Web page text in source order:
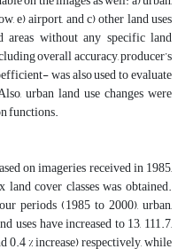
e) airport, and c) other land uses
areas without any specific land
overall accuracy, producer’s
was also used to evaluate
urban land use changes were
functions.
on imageries received in 1985,
land cover classes was obtained.
periods (1985 to 2000), urban,
have increased to 13, 111.7,
0.4 % increase) respectively, while